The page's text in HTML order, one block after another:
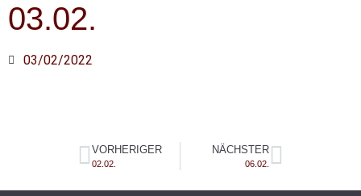
03.02.
03/02/2022
VORHERIGER
02.02.
NÄCHSTER
06.02.